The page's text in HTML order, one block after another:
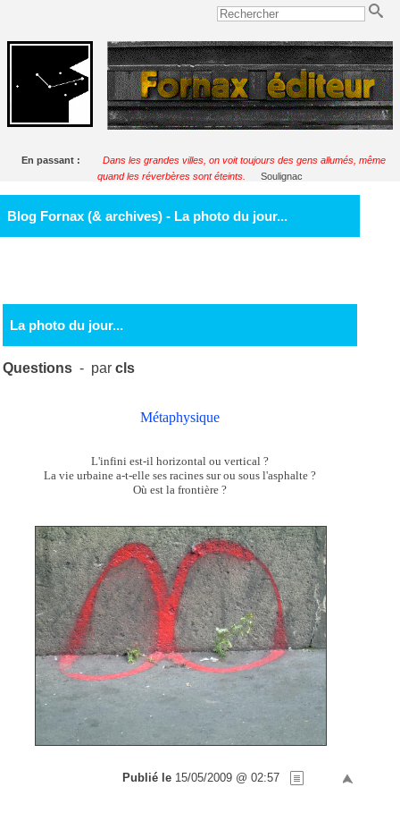
En passant :
Dans les grandes villes, on voit toujours des gens allumés, même
quand les réverbères sont éteints.
Soulignac
Blog Fornax (& archives) - La photo du jour...
La photo du jour...
Questions - parcls
Métaphysique
L'infini est-il horizontal ou vertical ?
La vie urbaine a-t-elle ses racines sur ou sous l'asphalte ?
Où est la frontière ?
Publié le 15/05/2009 @ 02:57